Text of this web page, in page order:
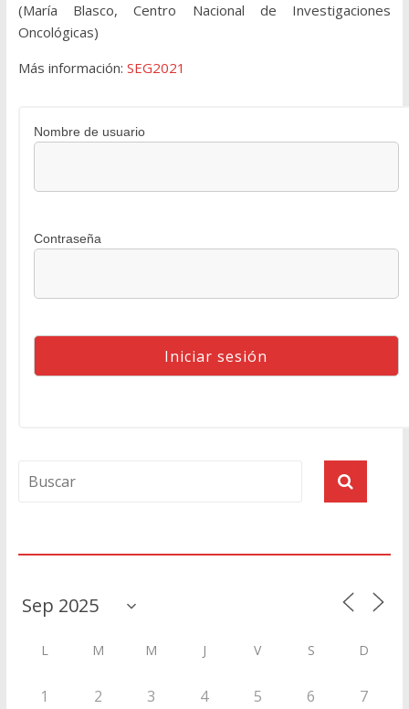
(María Blasco, Centro Nacional de Investigaciones
Oncológicas)
Más información: SEG2021
Nombre de usuario
Contraseña
L M M J V S D
1 2 3 4 5 6 7